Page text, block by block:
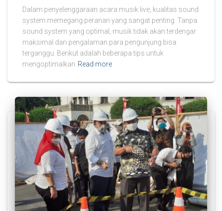
Dalam penyelenggaraan acara musik live, kualitas sound
system memegang peranan yang sangat penting. Tanpa
sound system yang optimal, musik tidak akan terdengar
maksimal dan pengalaman para pengunjung bisa
terganggu. Berikut adalah beberapa tips untuk
mengoptimalkan Read more